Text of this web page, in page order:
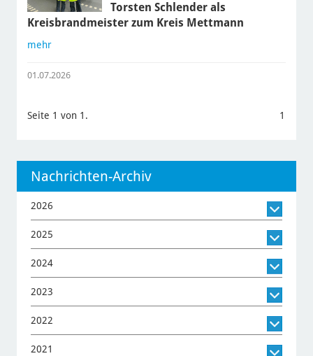
Torsten Schlender als
Kreisbrandmeister zum Kreis Mettmann
mehr
01.07.2026
Seite 1 von 1. 1
Nachrichten-Archiv
2026
2025
2024
2023
2022
2021